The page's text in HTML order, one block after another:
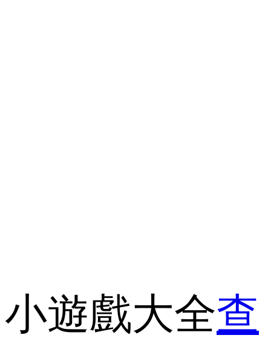
小遊戲大全查